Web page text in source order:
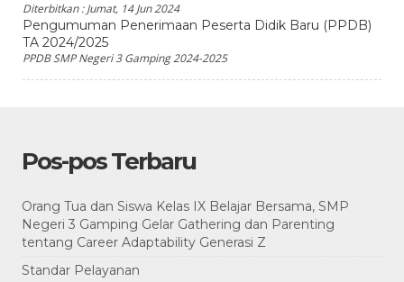
Diterbitkan :Jumat, 14 Jun 2024
Pengumuman Penerimaan Peserta Didik Baru (PPDB)
TA 2024/2025
PPDB SMP Negeri 3 Gamping 2024-2025
Pos-pos Terbaru
Orang Tua dan Siswa Kelas IX Belajar Bersama, SMP
Negeri 3 Gamping Gelar Gathering dan Parenting
tentang Career Adaptability Generasi Z
Standar Pelayanan